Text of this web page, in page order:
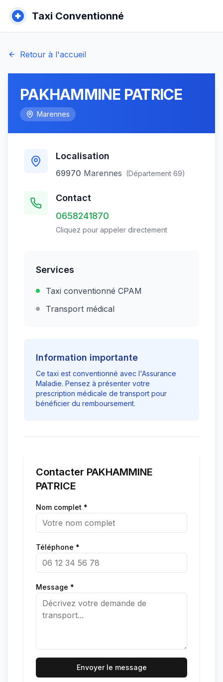
Taxi Conventionné
Retour à l'accueil
PAKHAMMINE PATRICE
Marennes
Localisation
69970 Marennes (Département 69)
Contact
0658241870
Cliquez pour appeler directement
Services
Taxi conventionné CPAM
Transport médical
Information importante
Ce taxi est conventionné avec l'Assurance
Maladie. Pensez à présenter votre
prescription médicale de transport pour
bénéficier du remboursement.
Contacter PAKHAMMINE
PATRICE
Nom complet *
Téléphone *
Message *
Envoyer le message